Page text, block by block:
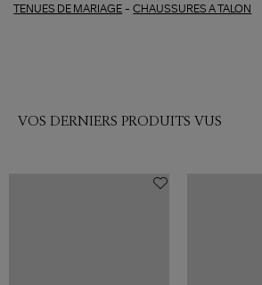
TENUES DE MARIAGE -CHAUSSURES A TALON
VOS DERNIERS PRODUITS VUS